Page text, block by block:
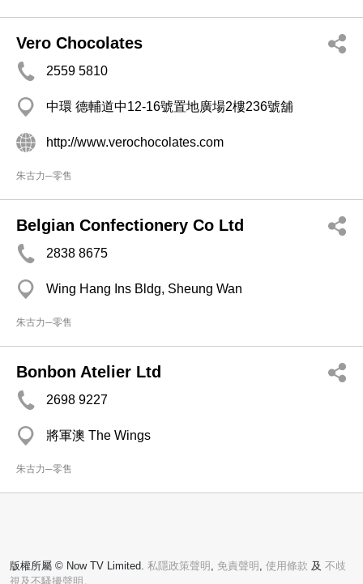
Vero Chocolates
2559 5810
中環 德輔道中12-16號置地廣場2樓236號舖
http://www.verochocolates.com
朱古力─零售
Belgian Confectionery Co Ltd
2838 8675
Wing Hang Ins Bldg, Sheung Wan
朱古力─零售
Bonbon Atelier Ltd
2698 9227
將軍澳 The Wings
朱古力─零售
版權所屬 © Now TV Limited. 私隱政策聲明 , 免責聲明 , 使用條款 及 不歧
視及不騷擾聲明。